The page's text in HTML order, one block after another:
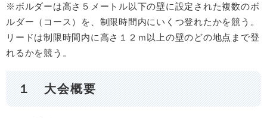
※ボルダーは高さ５メートル以下の壁に設定された複数のボ
ルダー（コース）を、制限時間内にいくつ登れたかを競う。
リードは制限時間内に高さ１２ｍ以上の壁のどの地点まで登
れるかを競う。
１ 大会概要